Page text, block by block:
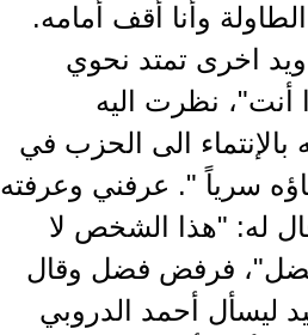
وأنا أقف أمامه.
اخرى تمتد نحوي
نظرت اليه
كنت قد أقنعته بالإنتماء الى الحزب في
سرياً ". عرفني وعرفته
له: "هذا الشخص لا
فضل"، فرفض فضل وقال
ليسأل أحمد الدروبي